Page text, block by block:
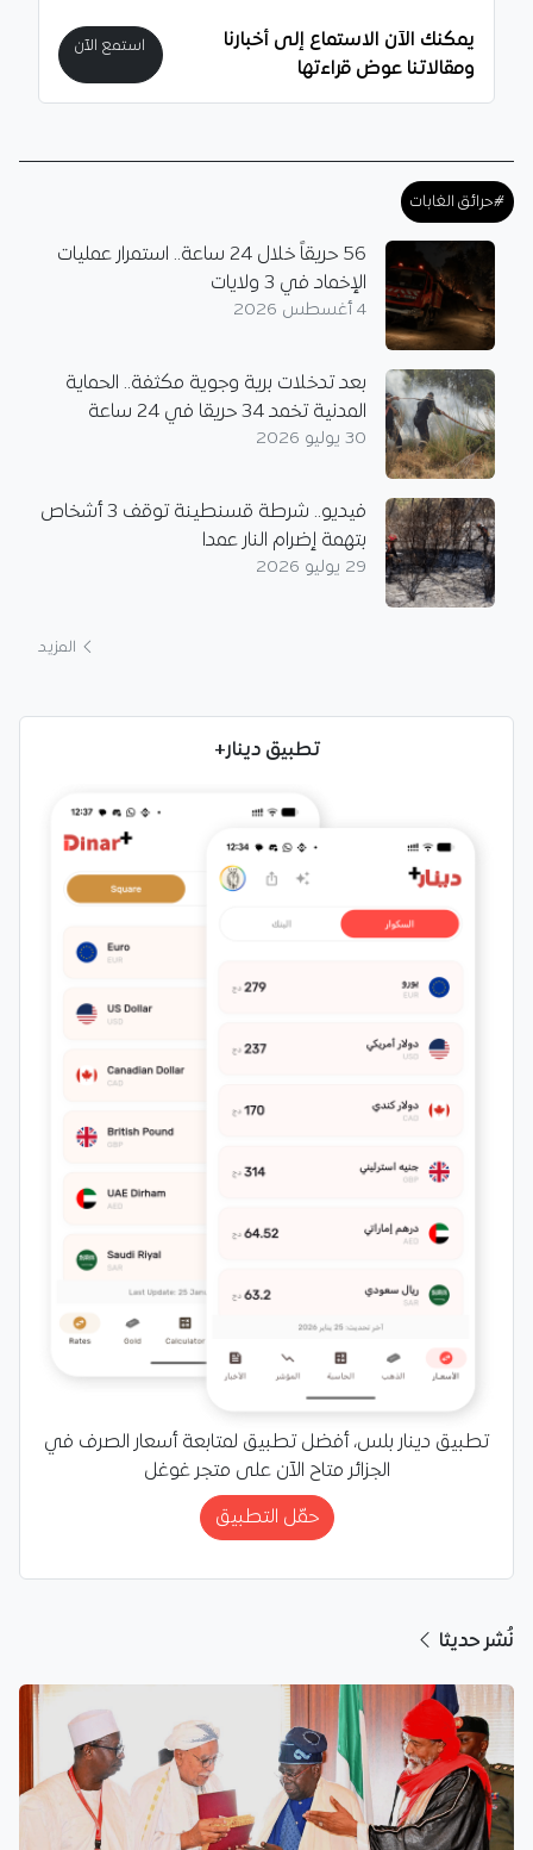
يمكنك الآن الاستماع إلى أخبارنا
ومقالاتنا عوض قراءتها
استمع الآن
#حرائق الغابات
56 حريقاً خلال 24 ساعة.. استمرار عمليات
الإخماد في 3 ولايات
4 أغسطس 2026
بعد تدخلات برية وجوية مكثفة.. الحماية
المدنية تخمد 34 حريقا في 24 ساعة
30 يوليو 2026
فيديو.. شرطة قسنطينة توقف 3 أشخاص
بتهمة إضرام النار عمدا
29 يوليو 2026
المزيد
تطبيق دينار+
تطبيق دينار بلس، أفضل تطبيق لمتابعة أسعار الصرف في
الجزائر متاح الآن على متجر غوغل
حمّل التطبيق
نُشر حديثا